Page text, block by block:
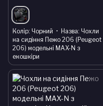
Колір Чорний Назва Чохли
на сидіння Пежо 206 (Peugeot
206) модельні MAX-N з
екошкіри